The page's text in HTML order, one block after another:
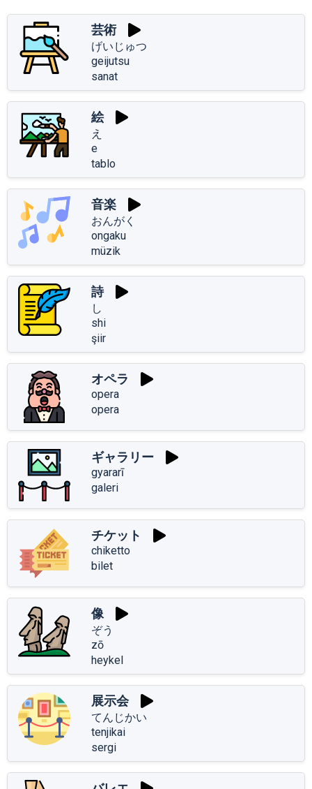
芸術
げいじゅつ
geijutsu
sanat
絵
え
e
tablo
音楽
おんがく
ongaku
müzik
詩
し
shi
şiir
オペラ
opera
opera
ギャラリー
gyararī
galeri
チケット
chiketto
bilet
像
ぞう
zō
heykel
展示会
てんじかい
tenjikai
sergi